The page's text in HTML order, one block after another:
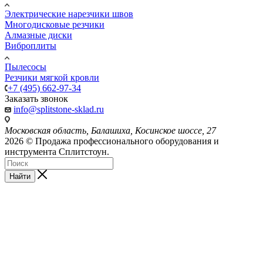
Электрические нарезчики швов
Многодисковые резчики
Алмазные диски
Виброплиты
Пылесосы
Резчики мягкой кровли
+7 (495) 662-97-34
Заказать звонок
info@splitstone-sklad.ru
Московская область, Балашиха, Косинское шоссе, 27
2026 © Продажа профессионального оборудования и
инструмента Сплитстоун.
Найти